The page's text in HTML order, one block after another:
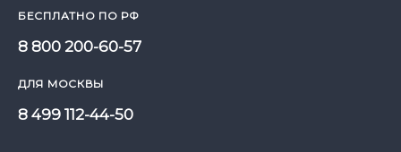
БЕСПЛАТНО ПО РФ
8 800 200-60-57
ДЛЯ МОСКВЫ
8 499 112-44-50